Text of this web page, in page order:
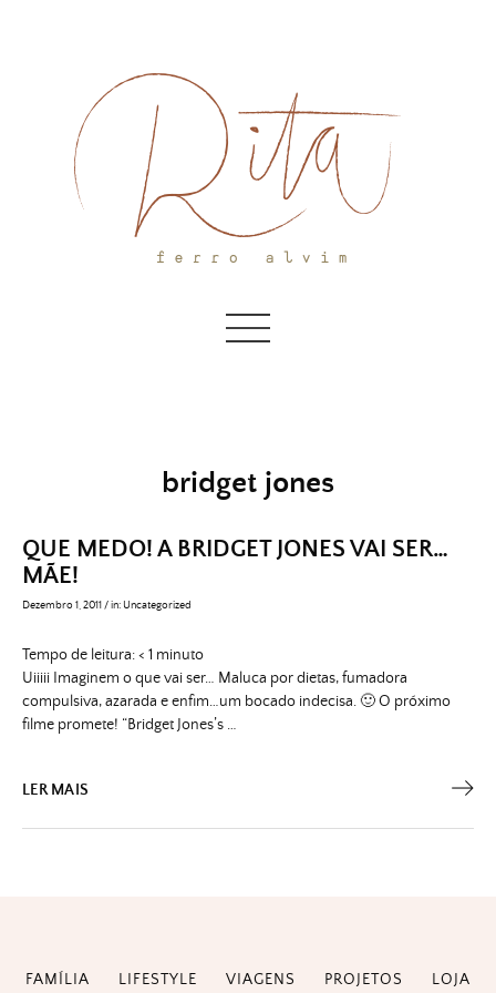
bridget jones
QUE MEDO! A BRIDGET JONES VAI SER…
MÃE!
Dezembro 1, 2011/in: Uncategorized
Tempo de leitura:< 1 minuto
Uiiiii Imaginem o que vai ser… Maluca por dietas, fumadora
compulsiva, azarada e enfim…um bocado indecisa. 🙂 O próximo
filme promete! “Bridget Jones’s …
LER MAIS
FAMÍLIA LIFESTYLE VIAGENS PROJETOS LOJA